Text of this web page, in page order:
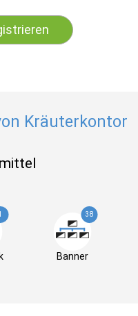
Kräuterkontor
38
Banner